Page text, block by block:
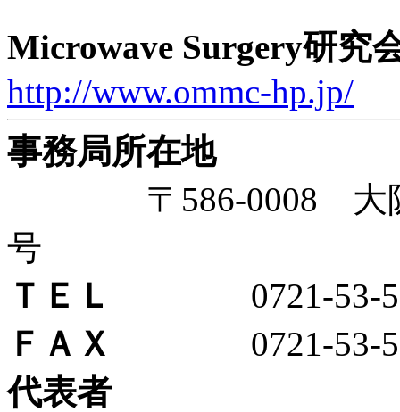
Microwave Surgery研究
http://www.ommc-hp.jp/
事務局所在地
〒586-0008 大阪府
号
ＴＥＬ
0721-53-
ＦＡＸ
0721-53-
代表者